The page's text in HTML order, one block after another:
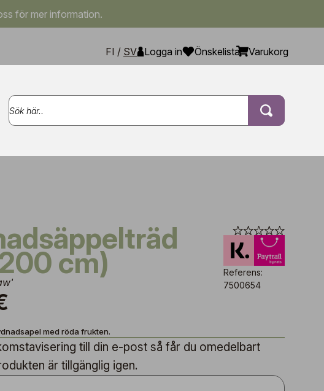
för mer information.
FI / SV Logga in Önskelista Varukorg
cm)
Referens:
7500654
med röda frukten.
till din e-post så får du omedelbart
är tillgänglig igen.